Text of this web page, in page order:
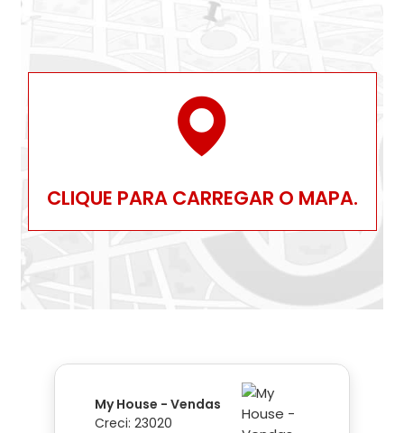
CLIQUE PARA CARREGAR O MAPA.
My House - Vendas
Creci: 23020